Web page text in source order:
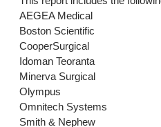
AEGEA Medical
Boston Scientific
CooperSurgical
Idoman Teoranta
Minerva Surgical
Olympus
Omnitech Systems
Smith & Nephew